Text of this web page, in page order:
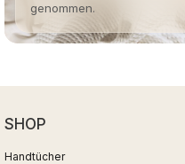
genommen.
SHOP
Handtücher